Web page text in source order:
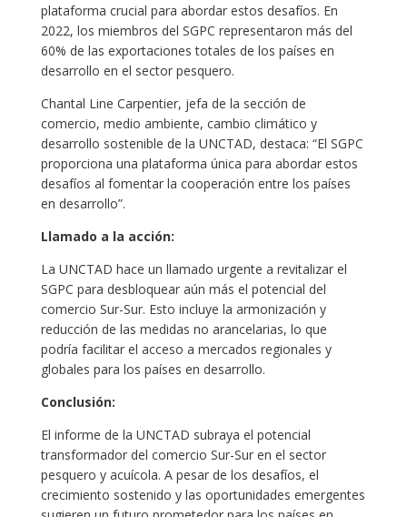
plataforma crucial para abordar estos desafíos. En
2022, los miembros del SGPC representaron más del
60% de las exportaciones totales de los países en
desarrollo en el sector pesquero.
Chantal Line Carpentier, jefa de la sección de
comercio, medio ambiente, cambio climático y
desarrollo sostenible de la UNCTAD, destaca: “El SGPC
proporciona una plataforma única para abordar estos
desafíos al fomentar la cooperación entre los países
en desarrollo”.
Llamado a la acción:
La UNCTAD hace un llamado urgente a revitalizar el
SGPC para desbloquear aún más el potencial del
comercio Sur-Sur. Esto incluye la armonización y
reducción de las medidas no arancelarias, lo que
podría facilitar el acceso a mercados regionales y
globales para los países en desarrollo.
Conclusión:
El informe de la UNCTAD subraya el potencial
transformador del comercio Sur-Sur en el sector
pesquero y acuícola. A pesar de los desafíos, el
crecimiento sostenido y las oportunidades emergentes